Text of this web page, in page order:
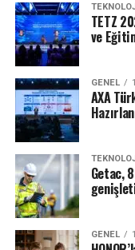
TETZ
ve
GENEL
AXA
Getac,
GENEL